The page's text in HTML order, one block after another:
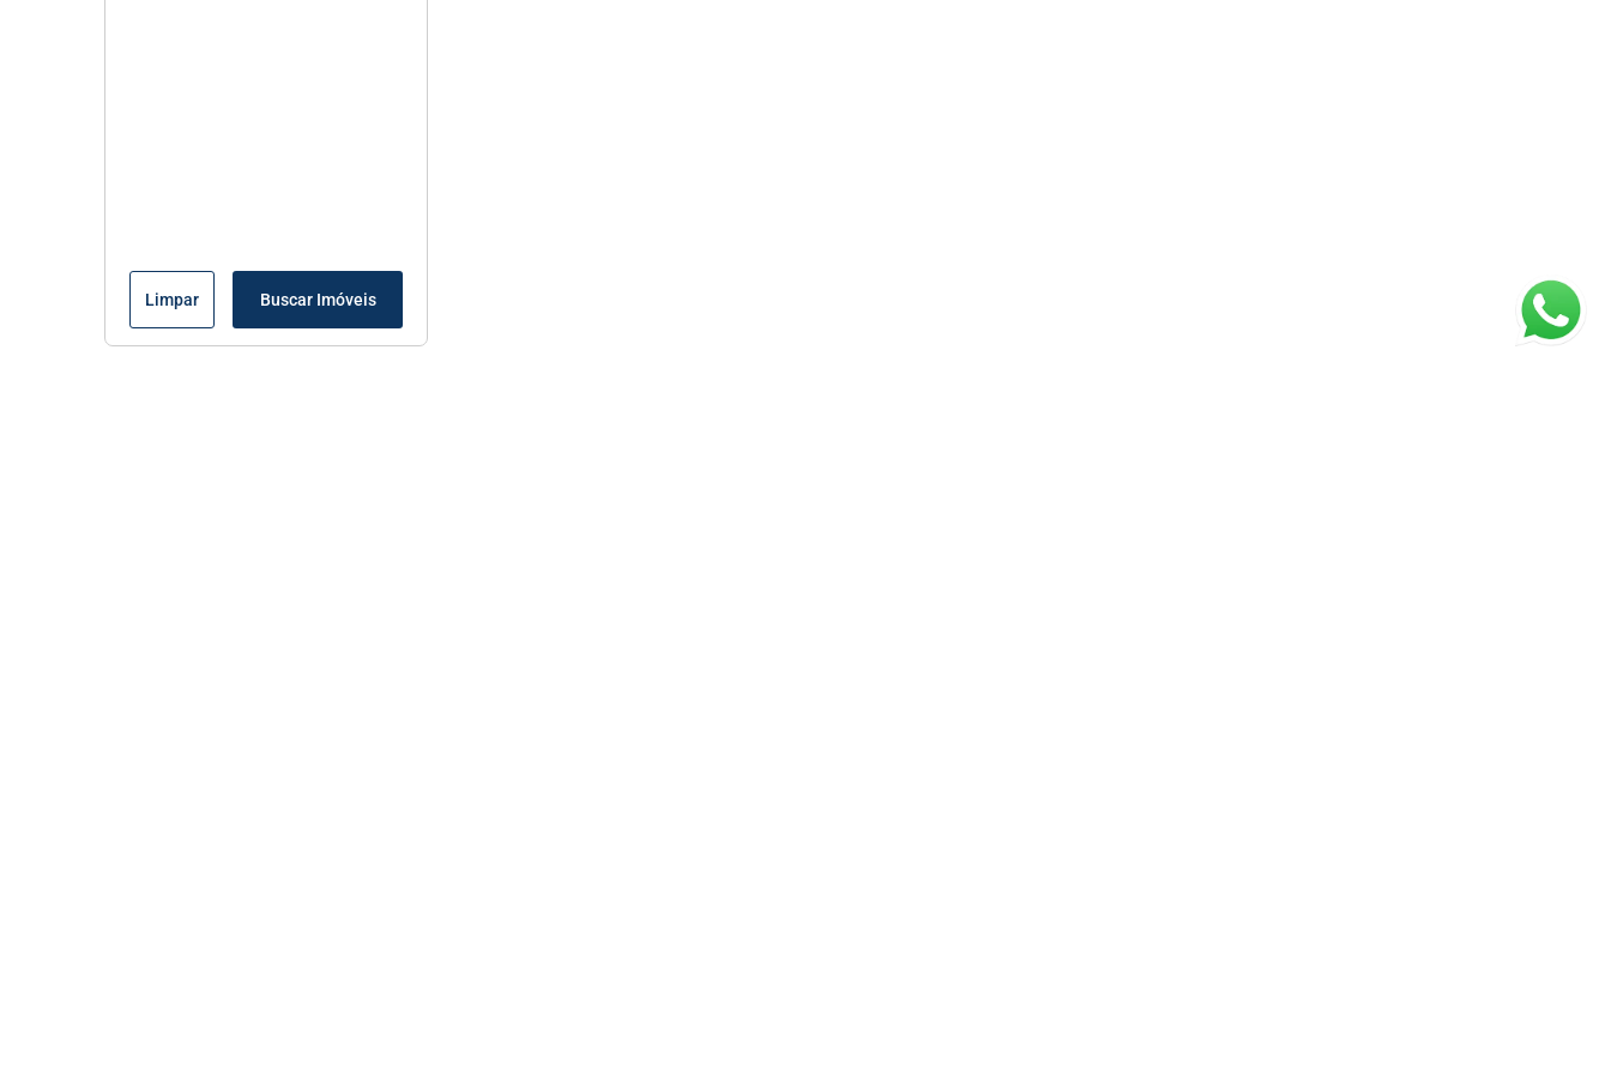
Limpar Buscar Imóveis